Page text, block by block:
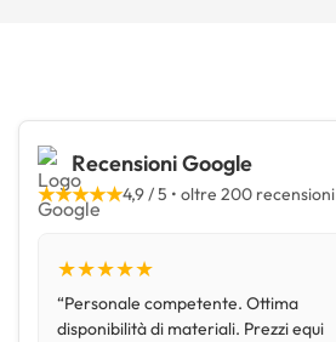
Recensioni Google
★★★★★4,9 / 5 • oltre 200 recensioni
★★★★★
“Personale competente. Ottima
disponibilità di materiali. Prezzi equi